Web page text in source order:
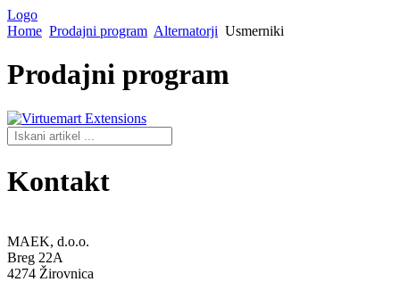
Logo
Home Prodajni program Alternatorji Usmerniki
Prodajni program
Kontakt
MAEK, d.o.o.
Breg 22A
4274 Žirovnica